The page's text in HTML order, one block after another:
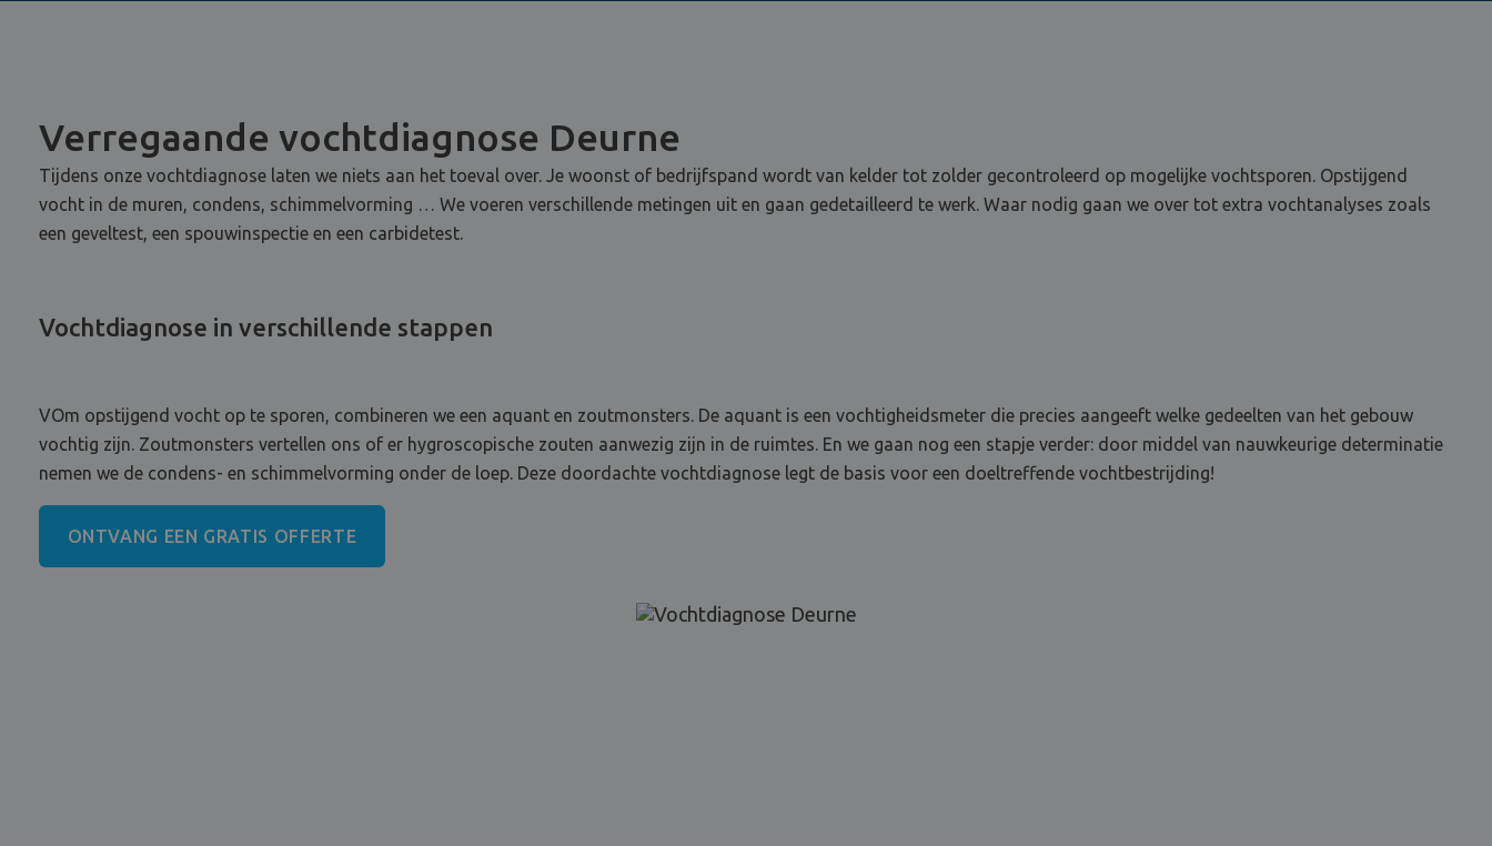
Verregaande vochtdiagnose Deurne
Tijdens onze vochtdiagnose laten we niets aan het toeval over. Je woonst of bedrijfspand wordt van kelder tot zolder gecontroleerd op mogelijke vochtsporen. Opstijgend
vocht in de muren, condens, schimmelvorming … We voeren verschillende metingen uit en gaan gedetailleerd te werk. Waar nodig gaan we over tot extra vochtanalyses zoals
een geveltest, een spouwinspectie en een carbidetest.
Vochtdiagnose in verschillende stappen
VOm opstijgend vocht op te sporen, combineren we een aquant en zoutmonsters. De aquant is een vochtigheidsmeter die precies aangeeft welke gedeelten van het gebouw
vochtig zijn. Zoutmonsters vertellen ons of er hygroscopische zouten aanwezig zijn in de ruimtes. En we gaan nog een stapje verder: door middel van nauwkeurige determinatie
nemen we de condens- en schimmelvorming onder de loep. Deze doordachte vochtdiagnose legt de basis voor een doeltreffende vochtbestrijding!
ONTVANG EEN GRATIS OFFERTE